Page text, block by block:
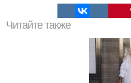
Читайте также